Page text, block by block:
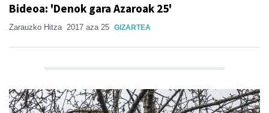
Bideoa: 'Denok gara Azaroak 25'
Zarauzko Hitza 2017 aza 25 GIZARTEA